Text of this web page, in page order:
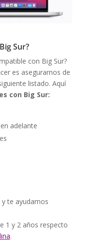
Sur?
con Big Sur?
es asegurarnos de
listado. Aquí
con Big Sur:
adelante
y te ayudamos
1 y 2 años respecto
.